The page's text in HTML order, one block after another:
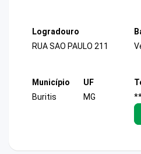
Logradouro
RUA SAO PAULO 211
Município
Buritis
UF
MG